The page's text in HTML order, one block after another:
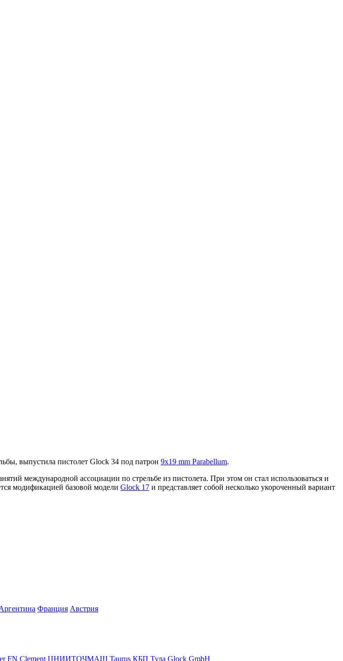
выпустила пистолет Glock 34 под патрон 9x19 mm Parabellum.
международной ассоциации по стрельбе из пистолета. При этом он стал использоваться и
модификацией базовой модели Glock 17 и представляет собой несколько укороченный вариант
Франция Австрия
FN Clement ЦНИИТОЧМАШ Taurus КБП Тула Glock GmbH